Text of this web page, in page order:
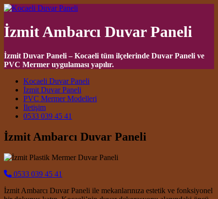
İzmit Ambarcı Duvar Paneli
İzmit Duvar Paneli – Kocaeli tüm ilçelerinde Duvar Paneli ve
PVC Mermer uygulaması yapılır.
Main Navigation
Kocaeli Duvar Paneli
İzmit Duvar Paneli
PVC Mermer Modelleri
İletişim
0533 039 45 41
İzmit Ambarcı Duvar Paneli
0533 039 45 41
İzmit Ambarcı Duvar Paneli ile mekanlarınıza estetik ve fonksiyonel